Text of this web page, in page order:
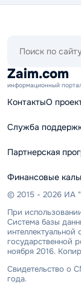
сайту
Zaim.com
информационный
КонтактыО
Служба
Партнерская
Финансовые
© 2015 - 2026 ИА
При
Система базы
интеллектуальной
государственной
ноября 2016.
Свидетельство о
года.